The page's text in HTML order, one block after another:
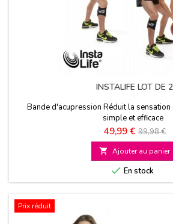
INSTALIFE LOT DE 2
Bande d'acupression Réduit la
simple et efficace
Prix
49,99 € Prix
de
base
99,98 €
 Ajouter au panier
 En stock
Prix réduit